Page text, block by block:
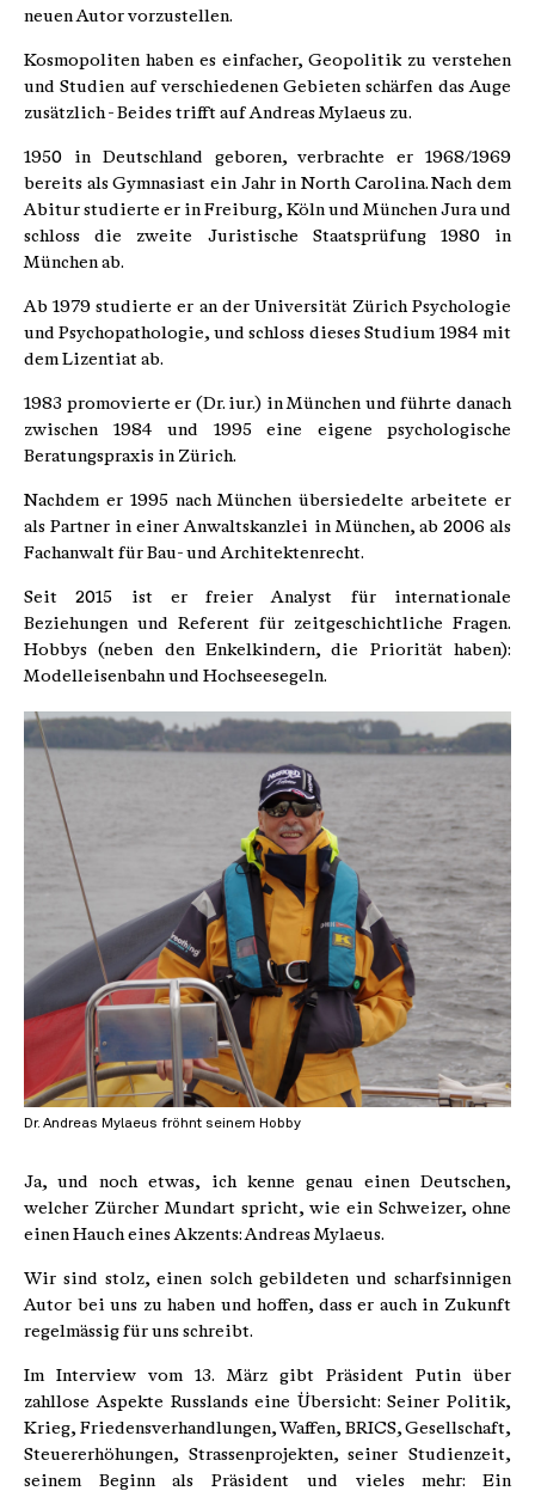
neuen Autor vorzustellen.
Kosmopoliten haben es einfacher, Geopolitik zu verstehen
und Studien auf verschiedenen Gebieten schärfen das Auge
zusätzlich - Beides trifft auf Andreas Mylaeus zu.
1950 in Deutschland geboren, verbrachte er 1968/1969
bereits als Gymnasiast ein Jahr in North Carolina. Nach dem
Abitur studierte er in Freiburg, Köln und München Jura und
schloss die zweite Juristische Staatsprüfung 1980 in
München ab.
Ab 1979 studierte er an der Universität Zürich Psychologie
und Psychopathologie, und schloss dieses Studium 1984 mit
dem Lizentiat ab.
1983 promovierte er (Dr. iur.) in München und führte danach
zwischen 1984 und 1995 eine eigene psychologische
Beratungspraxis in Zürich.
Nachdem er 1995 nach München übersiedelte arbeitete er
als Partner in einer Anwaltskanzlei in München, ab 2006 als
Fachanwalt für Bau- und Architektenrecht.
Seit 2015 ist er freier Analyst für internationale
Beziehungen und Referent für zeitgeschichtliche Fragen.
Hobbys (neben den Enkelkindern, die Priorität haben):
Modelleisenbahn und Hochseesegeln.
Dr. Andreas Mylaeus fröhnt seinem Hobby
Ja, und noch etwas, ich kenne genau einen Deutschen,
welcher Zürcher Mundart spricht, wie ein Schweizer, ohne
einen Hauch eines Akzents: Andreas Mylaeus.
Wir sind stolz, einen solch gebildeten und scharfsinnigen
Autor bei uns zu haben und hoffen, dass er auch in Zukunft
regelmässig für uns schreibt.
Im Interview vom 13. März gibt Präsident Putin über
zahllose Aspekte Russlands eine Übersicht: Seiner Politik,
Krieg, Friedensverhandlungen, Waffen, BRICS, Gesellschaft,
Steuererhöhungen, Strassenprojekten, seiner Studienzeit,
seinem Beginn als Präsident und vieles mehr: Ein